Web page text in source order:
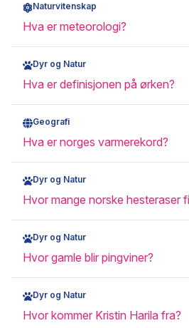
Naturvitenskap
Hva er meteorologi?
Dyr og Natur
Hva er definisjonen på ørken?
Geografi
Hva er norges varmerekord?
Dyr og Natur
Hvor mange norske hesteraser
Dyr og Natur
Hvor gamle blir pingviner?
Dyr og Natur
Hvor kommer Kristin Harila fra?